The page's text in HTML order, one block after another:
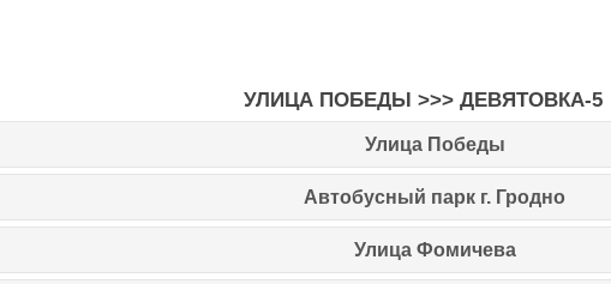
УЛИЦА ПОБЕДЫ >>> ДЕВЯТОВКА-5
Улица Победы
Автобусный парк г. Гродно
Улица Фомичева